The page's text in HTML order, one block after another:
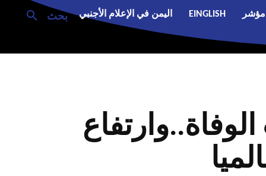
بحث مؤشر EINGLISH اليمن في الإعلام الأجنبي